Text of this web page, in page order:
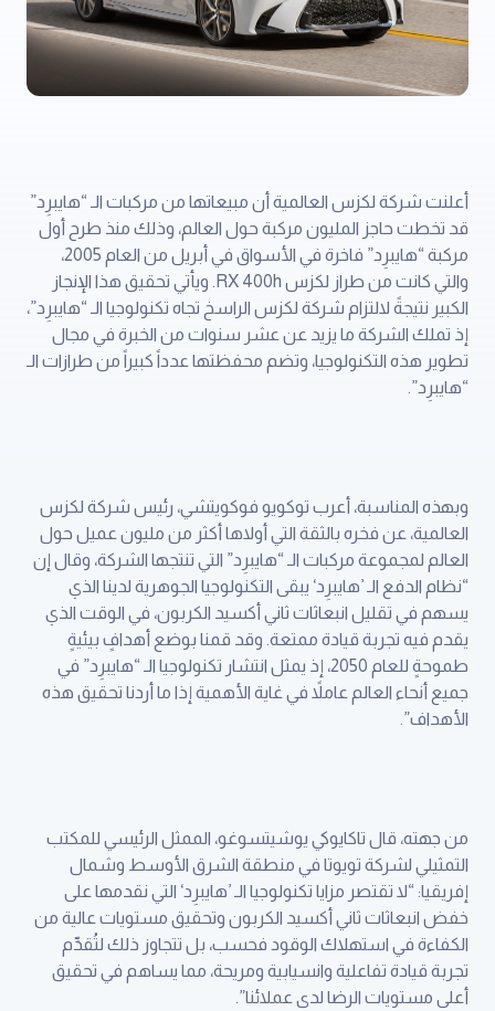
أعلنت شركة لكزس العالمية أن مبيعاتها من مركبات الـ “هايبرِد”
قد تخطت حاجز المليون مركبة حول العالم، وذلك منذ طرح أول
مركبة “هايبرِد” فاخرة في الأسواق في أبريل من العام 2005،
والتي كانت من طراز لكزس RX 400h. ويأتي تحقيق هذا الإنجاز
الكبير نتيجةً لالتزام شركة لكزس الراسخ تجاه تكنولوجيا الـ “هايبرِد”،
إذ تملك الشركة ما يزيد عن عشر سنوات من الخبرة في مجال
تطوير هذه التكنولوجيا، وتضم محفظتها عدداً كبيراً من طرازات الـ
“هايبرِد”.
وبهذه المناسبة، أعرب توكويو فوكويتشي، رئيس شركة لكزس
العالمية، عن فخره بالثقة التي أولاها أكثر من مليون عميل حول
العالم لمجموعة مركبات الـ “هايبرِد” التي تنتجها الشركة، وقال إن
“نظام الدفع الـ ’هايبرِد‘ يبقى التكنولوجيا الجوهرية لدينا الذي
يسهم في تقليل انبعاثات ثاني أكسيد الكربون، في الوقت الذي
يقدم فيه تجربة قيادة ممتعة. وقد قمنا بوضع أهدافٍ بيئيةٍ
طموحةٍ للعام 2050، إذ يمثل انتشار تكنولوجيا الـ “هايبرِد” في
جميع أنحاء العالم عاملاً في غاية الأهمية إذا ما أردنا تحقيق هذه
الأهداف”.
من جهته، قال تاكايوكي يوشيتسوغو، الممثل الرئيسي للمكتب
التمثيلي لشركة تويوتا في منطقة الشرق الأوسط وشمال
إفريقيا: “لا تقتصر مزايا تكنولوجيا الـ ’هايبرِد‘ التي نقدمها على
خفض انبعاثات ثاني أكسيد الكربون وتحقيق مستويات عالية من
الكفاءة في استهلاك الوقود فحسب، بل تتجاوز ذلك لتُقدِّم
تجربة قيادة تفاعلية وانسيابية ومريحة، مما يساهم في تحقيق
أعلى مستويات الرضا لدى عملائنا”.